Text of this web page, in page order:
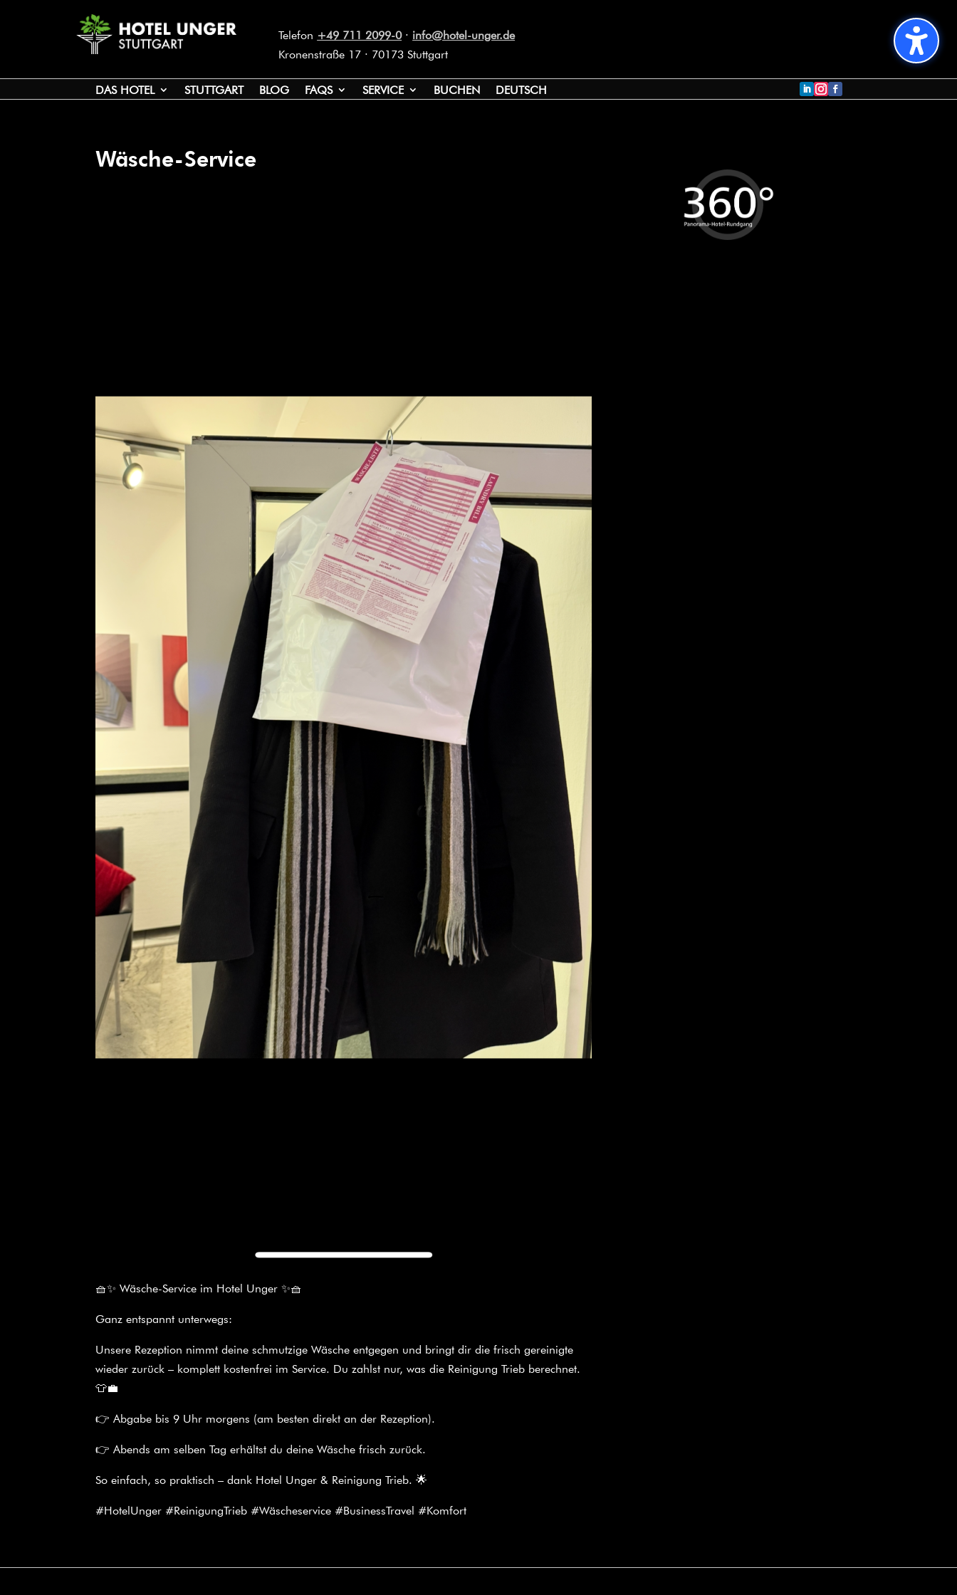
Telefon +49 711 2099-0· info@hotel-unger.de
Kronenstraße 17 · 70173 Stuttgart
DAS HOTEL STUTTGART BLOG FAQS SERVICE BUCHEN DEUTSCH
Wäsche-Service
🧺✨ Wäsche-Service im Hotel Unger ✨🧺
Ganz entspannt unterwegs:
Unsere Rezeption nimmt deine schmutzige Wäsche entgegen und bringt dir die frisch gereinigte
wieder zurück – komplett kostenfrei im Service. Du zahlst nur, was die Reinigung Trieb berechnet.
👕💼
👉 Abgabe bis 9 Uhr morgens (am besten direkt an der Rezeption).
👉 Abends am selben Tag erhältst du deine Wäsche frisch zurück.
So einfach, so praktisch – dank Hotel Unger & Reinigung Trieb. 🌟
#HotelUnger #ReinigungTrieb #Wäscheservice #BusinessTravel #Komfort